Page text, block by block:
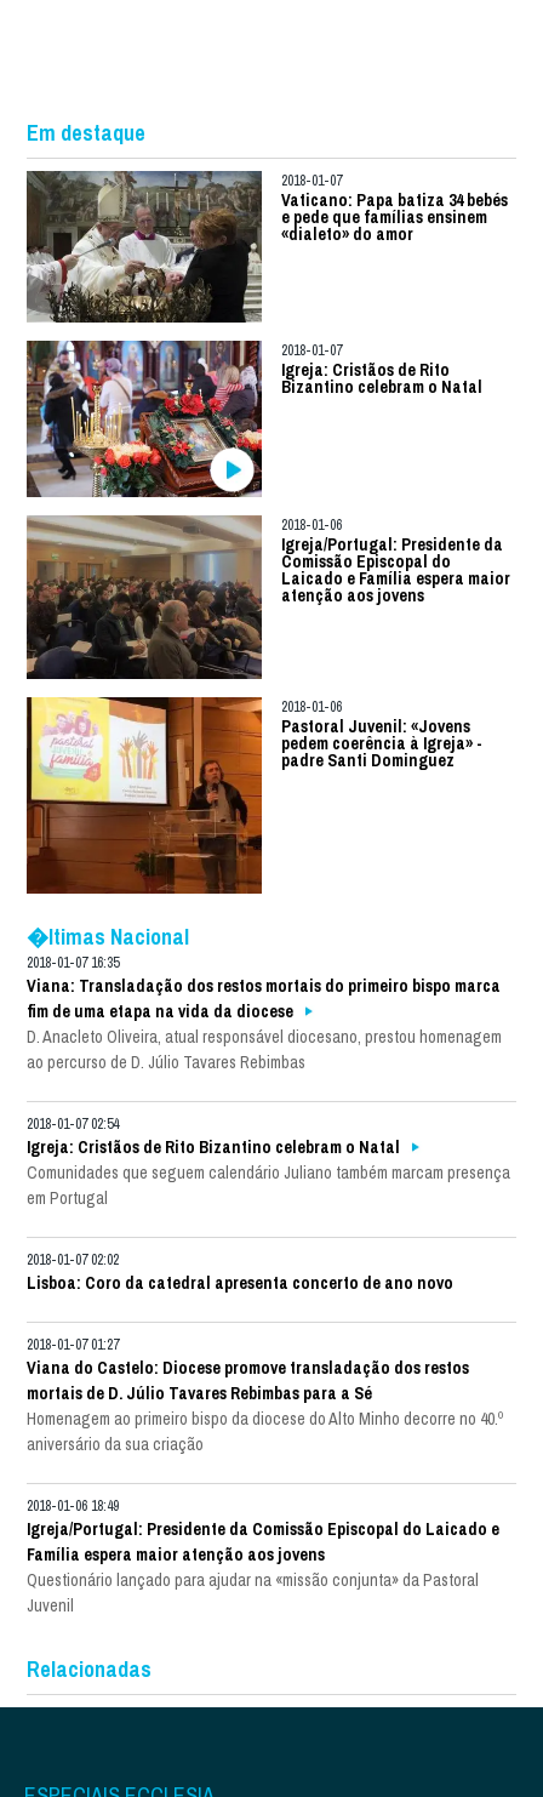
Em destaque
2018-01-07
Vaticano: Papa batiza 34 bebés
e pede que famílias ensinem
«dialeto» do amor
2018-01-07
Igreja: Cristãos de Rito
Bizantino celebram o Natal
2018-01-06
Igreja/Portugal: Presidente da
Comissão Episcopal do
Laicado e Família espera maior
atenção aos jovens
2018-01-06
Pastoral Juvenil: «Jovens
pedem coerência à Igreja» -
padre Santi Dominguez
�ltimas Nacional
2018-01-07 16:35
Viana: Transladação dos restos mortais do primeiro bispo marca
fim de uma etapa na vida da diocese
D. Anacleto Oliveira, atual responsável diocesano, prestou homenagem
ao percurso de D. Júlio Tavares Rebimbas
2018-01-07 02:54
Igreja: Cristãos de Rito Bizantino celebram o Natal
Comunidades que seguem calendário Juliano também marcam presença
em Portugal
2018-01-07 02:02
Lisboa: Coro da catedral apresenta concerto de ano novo
2018-01-07 01:27
Viana do Castelo: Diocese promove transladação dos restos
mortais de D. Júlio Tavares Rebimbas para a Sé
Homenagem ao primeiro bispo da diocese do Alto Minho decorre no 40.º
aniversário da sua criação
2018-01-06 18:49
Igreja/Portugal: Presidente da Comissão Episcopal do Laicado e
Família espera maior atenção aos jovens
Questionário lançado para ajudar na «missão conjunta» da Pastoral
Juvenil
Relacionadas